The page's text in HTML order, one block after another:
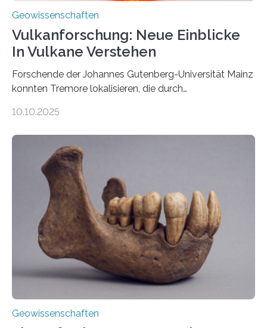
Geowissenschaften
Vulkanforschung: Neue Einblicke
In Vulkane Verstehen
Forschende der Johannes Gutenberg-Universität Mainz
konnten Tremore lokalisieren, die durch
Vulkan? Was passiert in der Erde darunter? Wo
erzeugt durch Magma oder Gase, die sich durch
Schlote einen Weg nach oben bahnen? Jun.-Prof. Dr.
Miriam Christina Reiss, Vulkanseismologin an der
Johannes Gutenberg-Universität Mainz (JGU), und ihr
Team haben am Vulkan Oldoinyo Lengai in Tansania
solche Tremore lokalisiert. „Wir konnten die Tremore
nicht nur nachweisen, sondern ihren Ort in…
10.10.2025
Geowissenschaften